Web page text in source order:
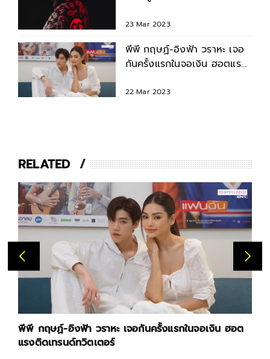
23 Mar 2023
พีพี กฤษฏ์-อิงฟ้า วราหะ เจอ
กันครั้งแรกในจอเงิน ฮอตแรง
22 Mar 2023
RELATED
พีพี กฤษฏ์-อิงฟ้า วราหะ เจอกันครั้งแรกในจอเงิน ฮอต
แรงติดเทรนด์ทวิตเตอร์